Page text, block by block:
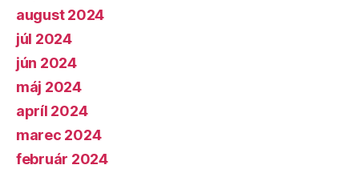
august 2024
júl 2024
jún 2024
máj 2024
apríl 2024
marec 2024
február 2024